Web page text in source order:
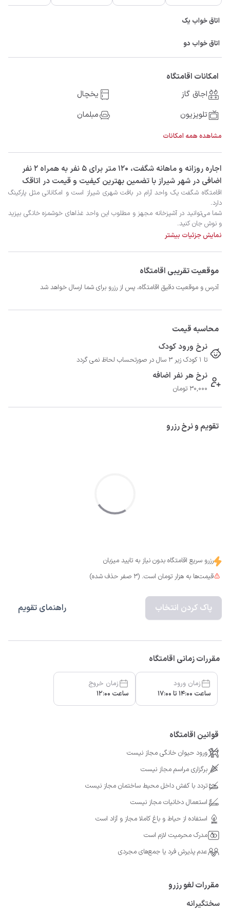
اتاق خواب یک
اتاق خواب دو
امکانات اقامتگاه
اجاق گاز
یخچال
تلویزیون
مبلمان
مشاهده همه امکانات
‫‫اجاره روزانه و ماهانه شگفت، 120 متر برای 5 نفر به همراه 2 نفر
اضافی در شهر شیراز با تضمین بهترین کیفیت و قیمت در اتاقک
امیدواریم اقامت خوبی در شیراز داشته باشید.
نمایش جزئیات بیشتر
موقعیت تقریبی اقامتگاه
آدرس و موقعیت دقیق اقامتگاه، پس از رزرو برای شما ارسال خواهد شد
محاسبه قیمت
نرخ ورود کودک
تا 1 کودک زیر 3 سال در صورتحساب لحاظ نمی گردد
نرخ هر نفر اضافه
30,000 تومان
تقویم و نرخ رزرو
رزرو سریع اقامتگاه بدون نیاز به تایید میزبان
قیمت‌ها به هزار تومان است. (3 صفر حذف شده)
پاک کردن انتخاب راهنمای تقویم
مقررات زمانی اقامتگاه
زمان ورود
ساعت 14:00 تا 17:00
زمان خروج
ساعت 12:00
قوانین اقامتگاه
ورود حیوان خانگی مجاز نیست
برگزاری مراسم مجاز نیست
تردد با کفش داخل محیط ساختمان مجاز نیست
استعمال دخانیات مجاز نیست
استفاده از حیاط و باغ کاملا مجاز و آزاد است
مدرک محرمیت لازم است
عدم پذیرش فرد یا جمع‌های مجردی
مقررات لغو رزرو
سختگیرانه